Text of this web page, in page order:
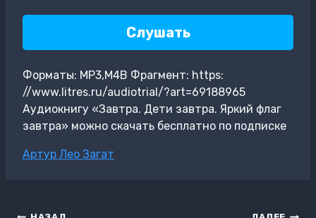
Слушать
Форматы: MP3,M4B Фрагмент: https:
//www.litres.ru/audiotrial/?art=69188965
Аудиокнигу «Завтра. Дети завтра. Яркий флаг
завтра» можно скачать бесплатно по подписке
Метки
Артур Лео Загат